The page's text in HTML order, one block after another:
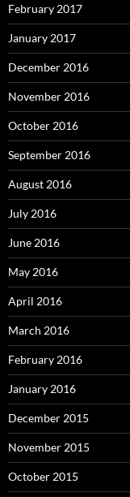
February 2017
January 2017
December 2016
November 2016
October 2016
September 2016
August 2016
July 2016
June 2016
May 2016
April 2016
March 2016
February 2016
January 2016
December 2015
November 2015
October 2015